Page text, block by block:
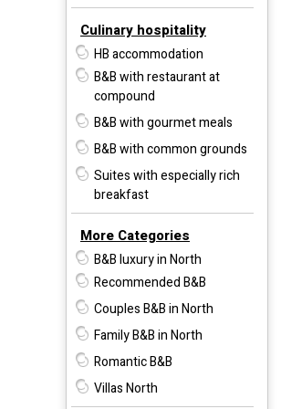
Culinary hospitality
HB accommodation
B&B with restaurant at
compound
B&B with gourmet meals
B&B with common grounds
Suites with especially rich
breakfast
More Categories
B&B luxury in North
Recommended B&B
Couples B&B in North
Family B&B in North
Romantic B&B
Villas North